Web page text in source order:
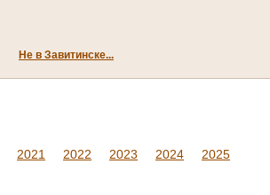
Не в Завитинске...
2021 2022 2023 2024
2025